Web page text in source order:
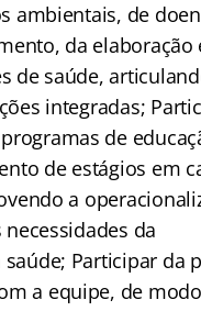
ambientais, de
da elaboração
de saúde,
integradas;
de
de estágios em
a
da
Participar da
a equipe, de